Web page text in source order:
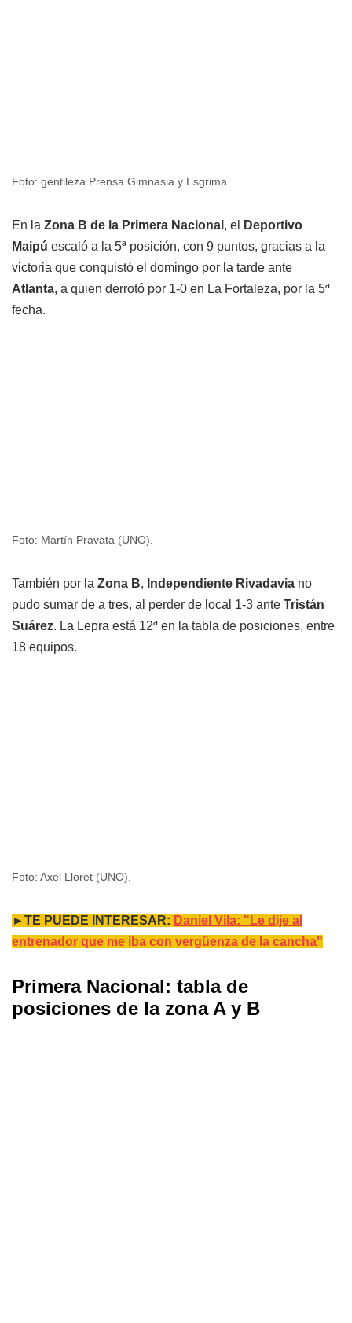
Foto: gentileza Prensa Gimnasia y Esgrima.
En la Zona B de la Primera Nacional , el
Deportivo
Maipú escaló a la 5ª posición, con 9 puntos, gracias a la
victoria que conquistó el domingo por la tarde ante
Atlanta, a quien derrotó por 1-0 en La Fortaleza, por la 5ª
fecha.
Foto: Martín Pravata (UNO).
También por la Zona B, Independiente Rivadavia no
pudo sumar de a tres, al perder de local 1-3 ante Tristán
Suárez. La Lepra está 12ª en la tabla de posiciones, entre
18 equipos.
Foto: Axel Lloret (UNO).
►TE PUEDE INTERESAR: Daniel Vila: "Le dije al
entrenador que me iba con vergüenza de la cancha"
Primera Nacional: tabla de
posiciones de la zona A y B